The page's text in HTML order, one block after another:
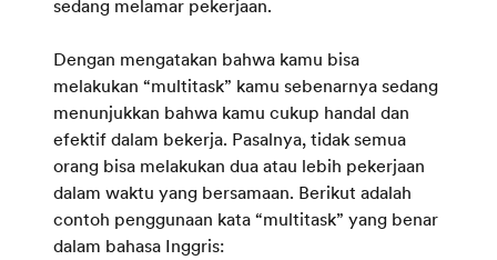
sedang melamar pekerjaan.
Dengan mengatakan bahwa kamu bisa
melakukan “multitask” kamu sebenarnya sedang
menunjukkan bahwa kamu cukup handal dan
efektif dalam bekerja. Pasalnya, tidak semua
orang bisa melakukan dua atau lebih pekerjaan
dalam waktu yang bersamaan. Berikut adalah
contoh penggunaan kata “multitask” yang benar
dalam bahasa Inggris: